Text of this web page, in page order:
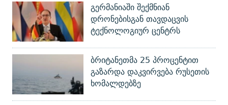
გერმანიაში შექმნიან
დრონებისგან თავდაცვის
ტექნოლოგიურ ცენტრს
ბრიტანეთმა 25 პროცენტით
გაზარდა დაკვირვება რუსეთის
ხომალდებზე